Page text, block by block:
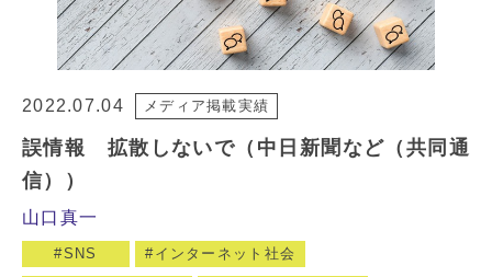
2022.07.04 メディア掲載実績
誤情報 拡散しないで（中日新聞など（共同通
信））
山口真一
SNS インターネット社会